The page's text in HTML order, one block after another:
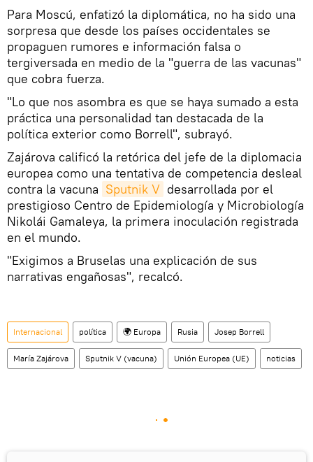
Para Moscú, enfatizó la diplomática, no ha sido una
sorpresa que desde los países occidentales se
propaguen rumores e información falsa o
tergiversada en medio de la "guerra de las vacunas"
que cobra fuerza.
"Lo que nos asombra es que se haya sumado a esta
práctica una personalidad tan destacada de la
política exterior como Borrell", subrayó.
Zajárova calificó la retórica del jefe de la diplomacia
europea como una tentativa de competencia desleal
contra la vacuna Sputnik V desarrollada por el
prestigioso Centro de Epidemiología y Microbiología
Nikolái Gamaleya, la primera inoculación registrada
en el mundo.
"Exigimos a Bruselas una explicación de sus
narrativas engañosas", recalcó.
Internacional política 🌍 Europa Rusia Josep Borrell
María Zajárova Sputnik V (vacuna) Unión Europea (UE) noticias